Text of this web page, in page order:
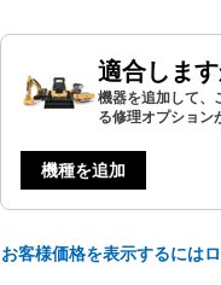
適合しま
機器を追加して、
る修理オプション
機種を追加
お客様価格を表示するには